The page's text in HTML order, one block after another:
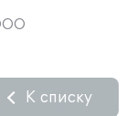
К списку